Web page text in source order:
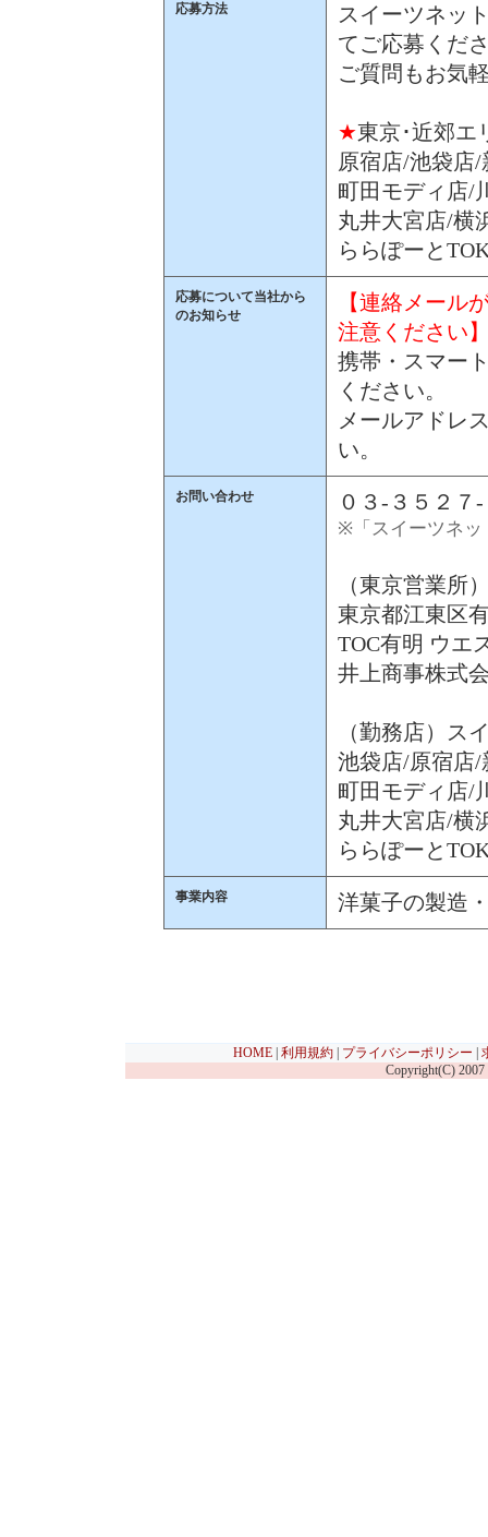
応募方法
スイーツネッ
てご応募くだ
ご質問もお気
★東京･近郊エ
原宿店/池袋店
町田モディ店/
丸井大宮店/横
ららぽーと
応募について当社から
のお知らせ
【連絡メール
注意ください
携帯・スマー
ください。
メールアドレ
い。
お問い合わせ ０３-３５２７
※「スイーツネッ
（東京営業所
東京都江東区
TOC有明 ウエ
井上商事株式
（勤務店）ス
池袋店/原宿店/
町田モディ店/
丸井大宮店/横
ららぽーと
事業内容 洋菓子の製造
HOME| 利用規約| プライバシーポリシー
Copyright(C) 2007